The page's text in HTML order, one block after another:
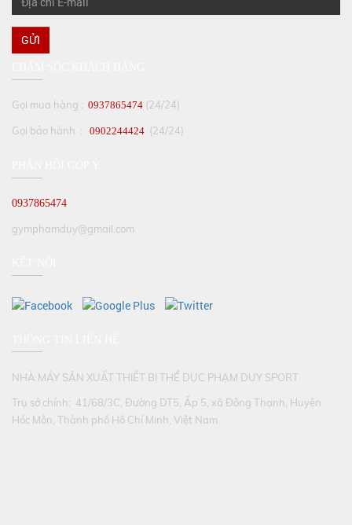
GỬI
Gọi mua hàng : 0937865474 (24/24)
Gọi bảo hành : 0902244424 (24/24)
0937865474
gymphamduy@gmail.com
NHÀ MÁY SẢN XUẤT THIẾT BỊ THỂ DỤC PHẠM DUY SPORT
Trụ sở chính: 41/68/3C, Đường DT5, Ấp 5, xã Đông Thạnh, Huyện
Hóc Môn, Thành phố Hồ Chí Minh, Việt Nam